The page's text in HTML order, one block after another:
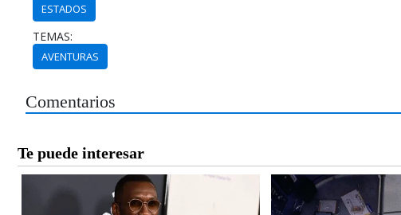
ESTADOS
TEMAS:
AVENTURAS
Comentarios